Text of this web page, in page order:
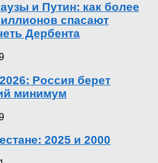
и Путин: как более
спасают
Дербента
Россия берет
минимум
2025 и 2000